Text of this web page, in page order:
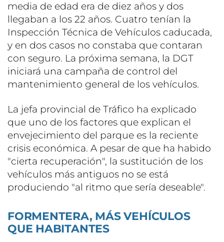
media de edad era de diez años y dos
llegaban a los 22 años. Cuatro tenían la
Inspección Técnica de Vehículos caducada,
y en dos casos no constaba que contaran
con seguro. La próxima semana, la DGT
iniciará una campaña de control del
mantenimiento general de los vehículos.
La jefa provincial de Tráfico ha explicado
que uno de los factores que explican el
envejecimiento del parque es la reciente
crisis económica. A pesar de que ha habido
"cierta recuperación", la sustitución de los
vehículos más antiguos no se está
produciendo "al ritmo que sería deseable".
FORMENTERA, MÁS VEHÍCULOS
QUE HABITANTES